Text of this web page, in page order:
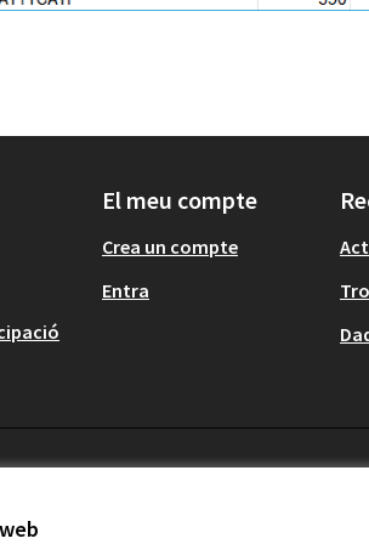
El meu compte
Crea un compte
Entra